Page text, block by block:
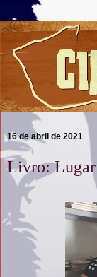
16 de abril de 2021
Livro: Lugar